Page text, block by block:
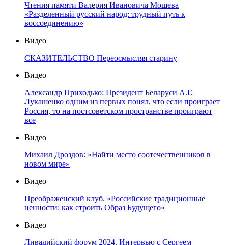
Чтения памяти Валерия Ивановича Мошева
«Разделенный русский народ: трудный путь к
воссоединению»
Видео
СКАЗИТЕЛЬСТВО Переосмысляя старину
Видео
Александр Приходько: Президент Беларуси А.Г.
Лукашенко одним из первых понял, что если проиграет
Россия, то на постсоветском пространстве проиграют
все
Видео
Михаил Дроздов: «Найти место соотечественников в
новом мире»
Видео
Преображенский клуб. «Российские традиционные
ценности: как строить Образ Будущего»
Видео
Ливадийский форум 2024. Интервью с Сергеем